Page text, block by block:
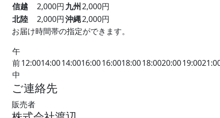
信越
2,000円九州2,000円
北陸
2,000円沖縄2,000円
お届け時間帯の指定ができます。
午
前
中
12:0014:0014:0016:0016:0018:0018:0020:0019:00
ご連絡先
販売者